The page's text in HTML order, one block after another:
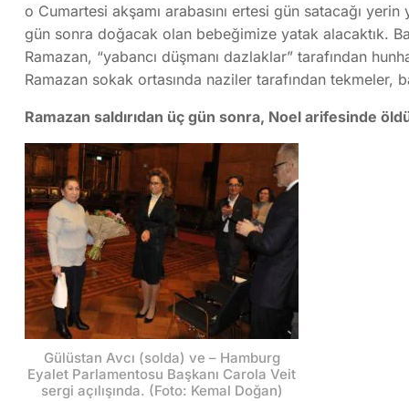
o Cumartesi akşamı arabasını ertesi gün satacağı
gün sonra doğacak olan bebeğimize yatak alacaktık.
Ramazan, “yabancı düşmanı dazlaklar” tarafından
Ramazan sokak ortasında naziler tarafından
Ramazan saldırıdan üç gün sonra, Noel arifesinde
Gülüstan Avcı (solda) ve – Hamburg
Eyalet Parlamentosu Başkanı Carola Veit
sergi açılışında. (Foto: Kemal Doğan)